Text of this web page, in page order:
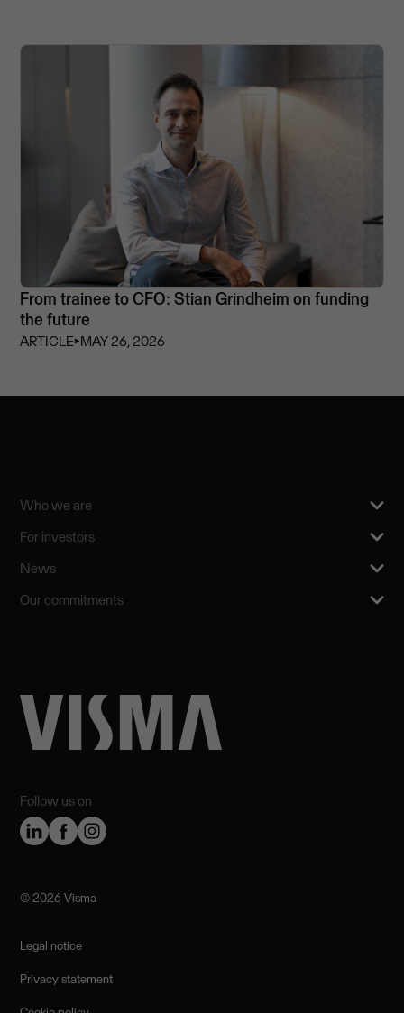
From trainee to CFO: Stian Grindheim on funding
the future
ARTICLE⏵MAY 26, 2026
Follow us on
Who we are
For investors
News
Our commitments
©️ 2026 Visma
Legal notice
Privacy statement